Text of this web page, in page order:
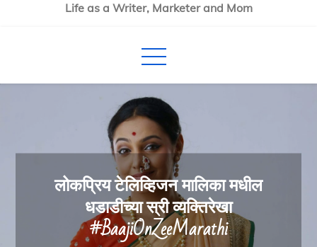
Life as a Writer, Marketer and Mom
लोकप्रिय टेलिव्हिजन मालिका मधील
धडाडीच्या स्री व्यक्तिरेखा
#BaajiOnZeeMarathi